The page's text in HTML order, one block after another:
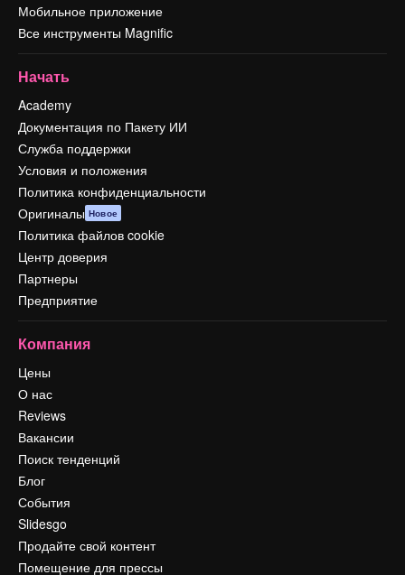
Мобильное приложение
Все инструменты Magnific
Начать
Academy
Документация по Пакету ИИ
Служба поддержки
Условия и положения
Политика конфиденциальности
Оригиналы Новое
Политика файлов cookie
Центр доверия
Партнеры
Предприятие
Компания
Цены
О нас
Reviews
Вакансии
Поиск тенденций
Блог
События
Slidesgo
Продайте свой контент
Помещение для прессы